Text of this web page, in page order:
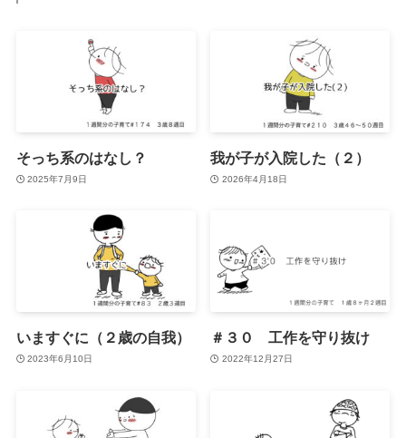
そっち系のはなし？
2025年7月9日
我が子が入院した（２）
2026年4月18日
いますぐに（２歳の自我）
2023年6月10日
＃３０ 工作を守り抜け
2022年12月27日